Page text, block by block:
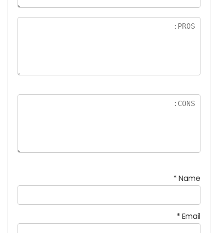
نج
Name
*
Email
*